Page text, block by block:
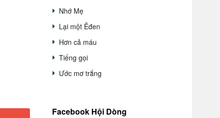
Nhớ Mẹ
Lại một Êđen
Hơn cả máu
Tiếng gọi
Ước mơ trắng
Facebook Hội Dòng